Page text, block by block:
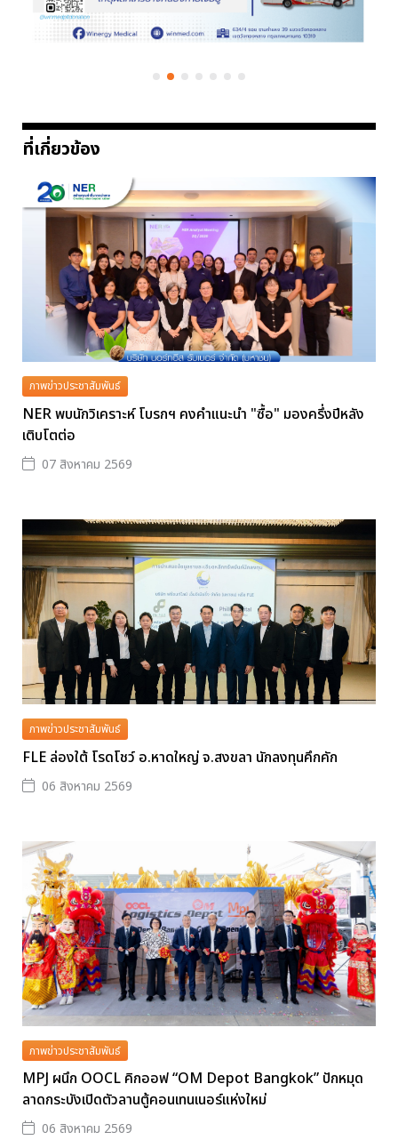
ที่เกี่ยวข้อง
ภาพข่าวประชาสัมพันธ์
NER พบนักวิเคราะห์ โบรกฯ คงคำแนะนำ "ซื้อ" มองครึ่งปีหลัง
เติบโตต่อ
07 สิงหาคม 2569
ภาพข่าวประชาสัมพันธ์
FLE ล่องใต้ โรดโชว์ อ.หาดใหญ่ จ.สงขลา นักลงทุนคึกคัก
06 สิงหาคม 2569
ภาพข่าวประชาสัมพันธ์
MPJ ผนึก OOCL คิกออฟ “OM Depot Bangkok” ปักหมุด
ลาดกระบังเปิดตัวลานตู้คอนเทนเนอร์แห่งใหม่
06 สิงหาคม 2569